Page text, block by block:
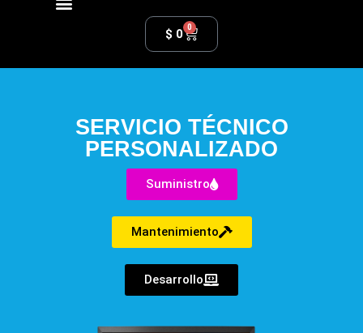
$ 0 0
SERVICIO TÉCNICO
PERSONALIZADO
Suministro
Mantenimiento
Desarrollo